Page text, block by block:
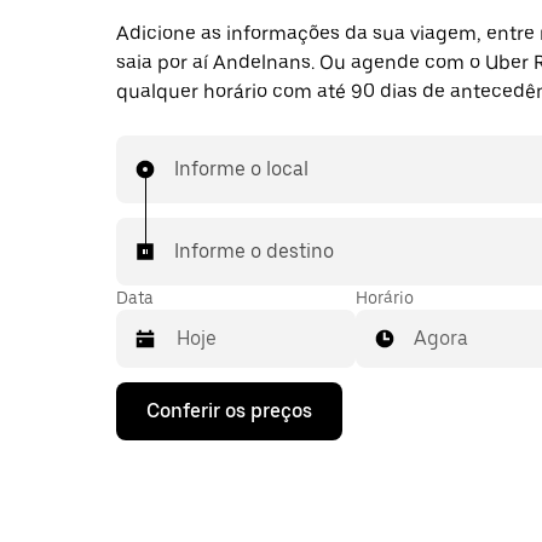
Adicione as informações da sua viagem, entre
saia por aí Andelnans. Ou agende com o Uber
qualquer horário com até 90 dias de
Informe o local
Informe o destino
Data
Pressione
seta
Horário
Agora
Conferir os preços